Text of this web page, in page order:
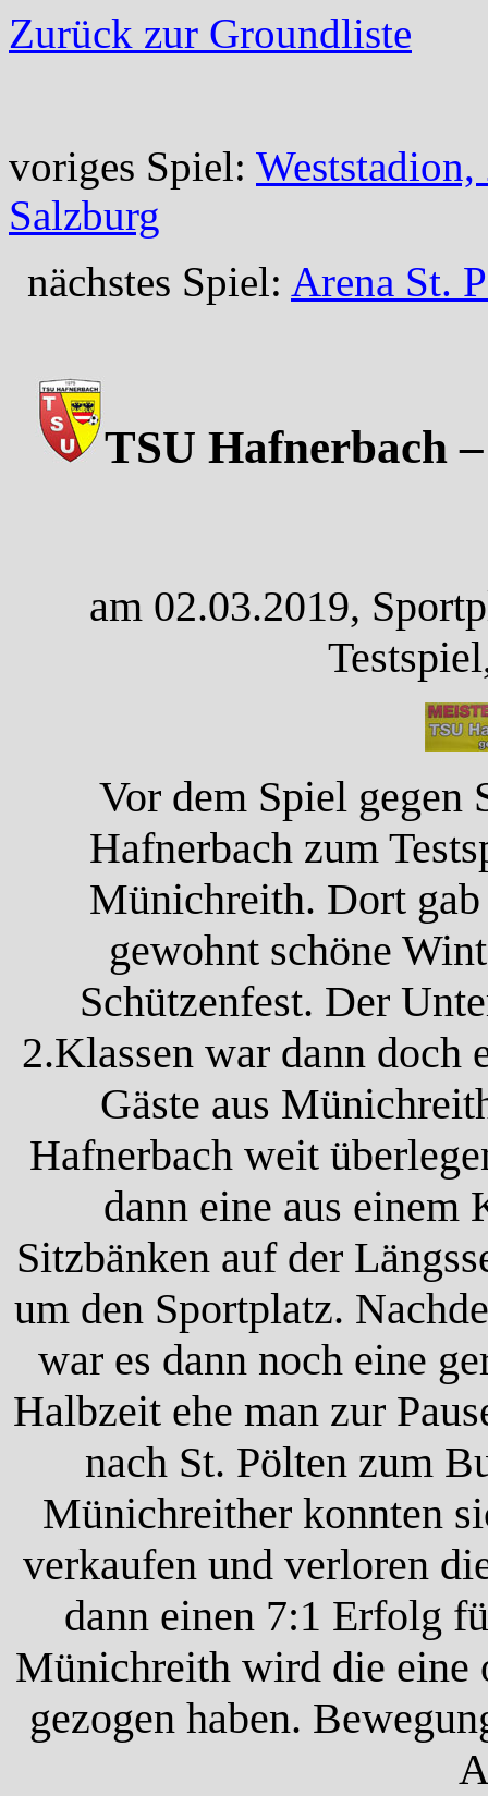
Zurück zur Groundliste
voriges Spiel:
Salzburg
nächstes Spiel: Arena St.
TSU Hafnerbach
am 02.03.2019,
Vor dem Spiel gegen
Hafnerbach zum
Münichreith. Dort gab
gewohnt schöne
Schützenfest. Der
2.Klassen war dann doch
Gäste aus
Hafnerbach weit
dann eine aus einem
Sitzbänken auf der
um den Sportplatz.
war es dann noch eine
Halbzeit ehe man zur
nach St. Pölten zum
Münichreither konnten
verkaufen und verloren
dann einen 7:1 Erfolg
Münichreith wird die eine
gezogen haben.